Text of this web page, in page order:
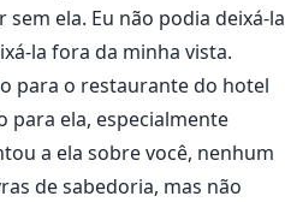
ela. Eu não podia deixá-la
la fora da minha vista.
para o restaurante do hotel
para ela, especialmente
a ela sobre você, nenhum
de sabedoria, mas não